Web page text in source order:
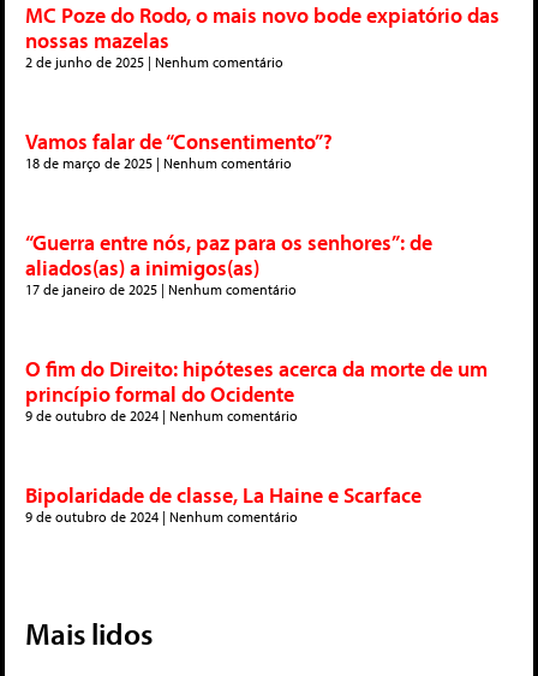
MC Poze do Rodo, o mais novo bode expiatório das
nossas mazelas
2 de junho de 2025 Nenhum comentário
Vamos falar de “Consentimento”?
18 de março de 2025 Nenhum comentário
“Guerra entre nós, paz para os senhores”: de
aliados(as) a inimigos(as)
17 de janeiro de 2025 Nenhum comentário
O fim do Direito: hipóteses acerca da morte de um
princípio formal do Ocidente
9 de outubro de 2024 Nenhum comentário
Bipolaridade de classe, La Haine e Scarface
9 de outubro de 2024 Nenhum comentário
Mais lidos